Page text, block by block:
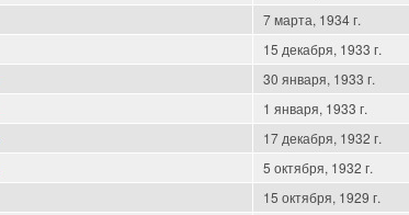
7 марта, 1934 г.
15 декабря, 1933 г.
30 января, 1933 г.
1 января, 1933 г.
17 декабря, 1932 г.
5 октября, 1932 г.
15 октября, 1929 г.